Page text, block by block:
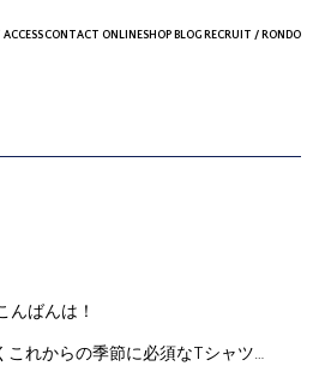
ACCESSCONTACT ONLINESHOP BLOG RECRUIT / RONDO
んばんは！
これからの季節に必須なTシャツ…